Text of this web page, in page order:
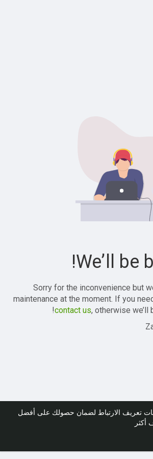
تعريف الارتباط لضمان حصولك على أفضل
أكثر
We’ll be
Sorry for the inconvenience but
maintenance at the moment. If you
contact us, otherwise we’ll